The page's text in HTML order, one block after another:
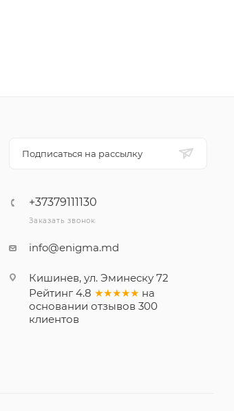
Подписаться на рассылку
+37379111130
Заказать звонок
info@enigma.md
Кишинев, ул. Эминеску 72
Рейтинг 4.8 ★★★★★ на
основании отзывов 300
клиентов